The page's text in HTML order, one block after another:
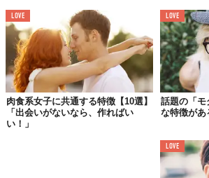
LOVE
肉食系女子に共通する特徴【10選】
「出会いがないなら、作ればい
い！」
LOVE
話題の「モ
な特徴があ
LOVE